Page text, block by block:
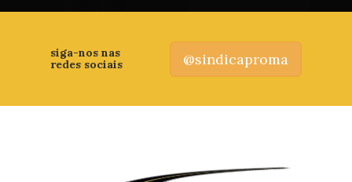
siga-nos nas
redes sociais
@sindicaproma